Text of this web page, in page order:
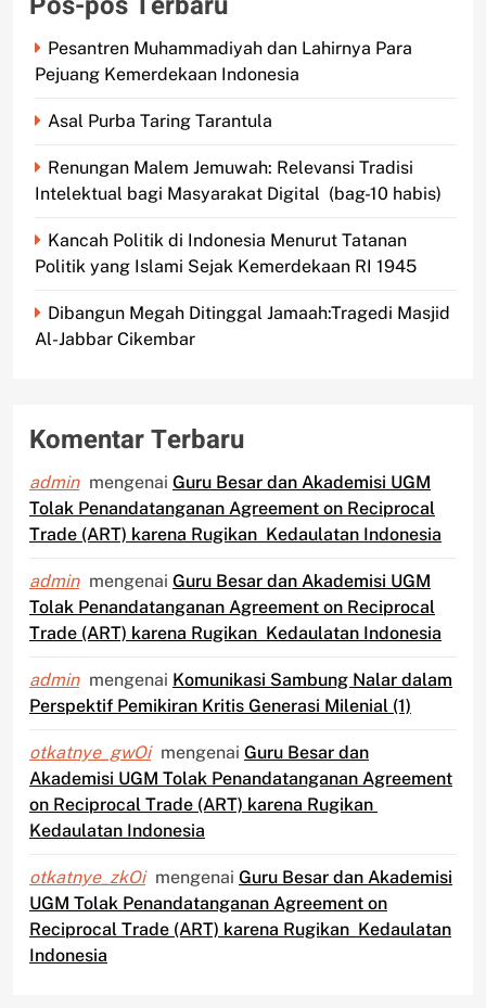
Pesantren Muhammadiyah dan Lahirnya Para
Pejuang Kemerdekaan Indonesia
Asal Purba Taring Tarantula
Renungan Malem Jemuwah: Relevansi Tradisi
Intelektual bagi Masyarakat Digital (bag-10 habis)
Kancah Politik di Indonesia Menurut Tatanan
Politik yang Islami Sejak Kemerdekaan RI 1945
Dibangun Megah Ditinggal Jamaah:Tragedi Masjid
Al-Jabbar Cikembar
Komentar Terbaru
admin mengenai Guru Besar dan Akademisi UGM
Tolak Penandatanganan Agreement on Reciprocal
Trade (ART) karena Rugikan Kedaulatan Indonesia
admin mengenai Guru Besar dan Akademisi UGM
Tolak Penandatanganan Agreement on Reciprocal
Trade (ART) karena Rugikan Kedaulatan Indonesia
admin mengenai Komunikasi Sambung Nalar dalam
Perspektif Pemikiran Kritis Generasi Milenial (1)
otkatnye_gwOi mengenai Guru Besar dan
Akademisi UGM Tolak Penandatanganan Agreement
on Reciprocal Trade (ART) karena Rugikan
Kedaulatan Indonesia
otkatnye_zkOi mengenai Guru Besar dan Akademisi
UGM Tolak Penandatanganan Agreement on
Reciprocal Trade (ART) karena Rugikan Kedaulatan
Indonesia